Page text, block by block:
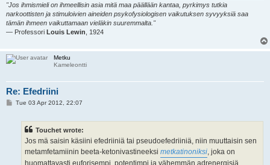
"Jos ihmismieli on ihmeellisin asia mitä maa päällään kantaa, pyrkimys tutkia
narkoottisten ja stimuloivien aineiden psykofysiologisen vaikutuksen syvyyksiä saa
tämän ihmeen vaikuttamaan vieläkin suuremmalta."
— Professori Louis Lewin , 1924
Metku
Kameleontti
Re: Efedriini
PTue 03 Apr 2012, 22:07
Touchet wrote:
Jos mä saisin käsiini efedriiniä tai pseudoefedriiniä, niin muuttaisin sen
metamfetamiinin beeta-ketonivastineeksi metkatinoniksi , joka on
huomattavasti euforisempi, potentimpi ja vähemmän adrenergisiä